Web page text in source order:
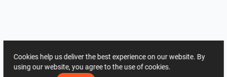
Cookies help us deliver the best experience on our website. By
using our website, you agree to the use of cookies.